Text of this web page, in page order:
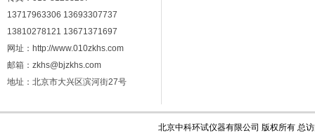
13717963306 13693307737
13810278121 13671371697
网址：http://www.010zkhs.com
邮箱：zkhs@bjzkhs.com
地址：北京市大兴区滨河街27号
北京中科环试仪器有限公司 版权所有 总